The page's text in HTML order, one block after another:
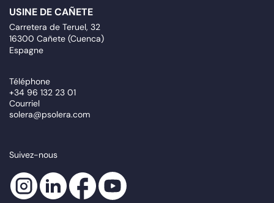
USINE DE CAÑETE
Carretera de Teruel, 32
16300 Cañete (Cuenca)
Espagne
Téléphone
+34 96 132 23 01
Courriel
solera@psolera.com
Suivez-nous